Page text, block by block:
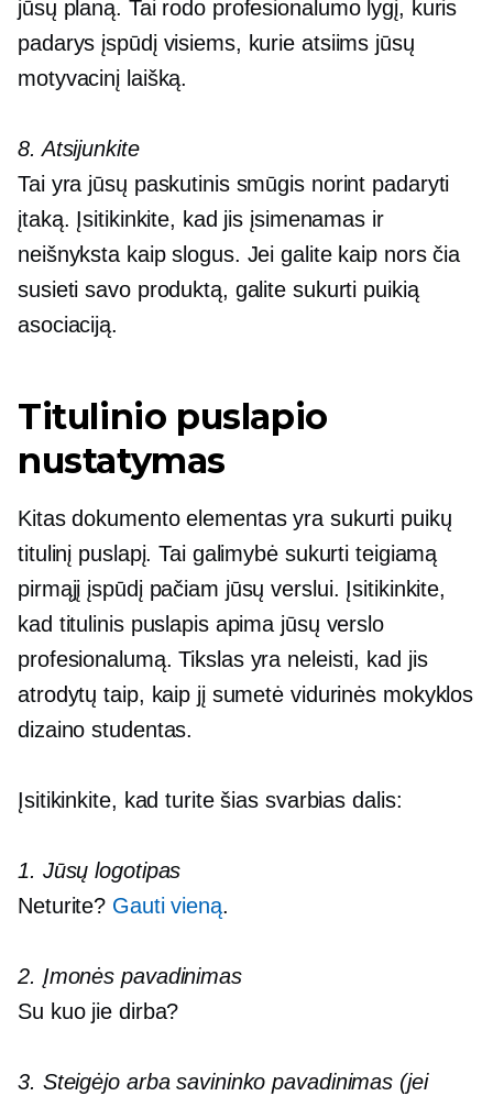
jūsų planą. Tai rodo profesionalumo lygį, kuris
padarys įspūdį visiems, kurie atsiims jūsų
motyvacinį laišką.
8. Atsijunkite
Tai yra jūsų paskutinis smūgis norint padaryti
įtaką. Įsitikinkite, kad jis įsimenamas ir
neišnyksta kaip slogus. Jei galite kaip nors čia
susieti savo produktą, galite sukurti puikią
asociaciją.
Titulinio puslapio
nustatymas
Kitas dokumento elementas yra sukurti puikų
titulinį puslapį. Tai galimybė sukurti teigiamą
pirmąjį įspūdį pačiam jūsų verslui. Įsitikinkite,
kad titulinis puslapis apima jūsų verslo
profesionalumą. Tikslas yra neleisti, kad jis
atrodytų taip, kaip jį sumetė vidurinės mokyklos
dizaino studentas.
Įsitikinkite, kad turite šias svarbias dalis:
1. Jūsų logotipas
Neturite? Gauti vieną.
2. Įmonės pavadinimas
Su kuo jie dirba?
3. Steigėjo arba savininko pavadinimas (jei